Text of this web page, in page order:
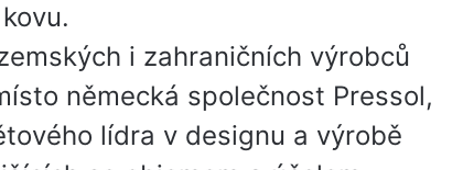
i zahraničních výrobců
německá společnost Pressol,
lídra v designu a výrobě